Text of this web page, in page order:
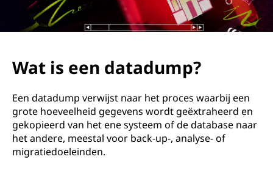
Wat is een datadump?
Een datadump verwijst naar het proces waarbij een
grote hoeveelheid gegevens wordt geëxtraheerd en
gekopieerd van het ene systeem of de database naar
het andere, meestal voor back-up-, analyse- of
migratiedoeleinden.